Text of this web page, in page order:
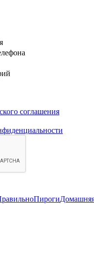
соглашения
Пироги